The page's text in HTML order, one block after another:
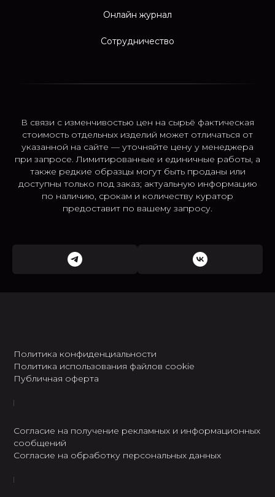
Онлайн журнал
Сотрудничество
В связи с изменчивостью цен на сырьё фактическая
стоимость отдельных изделий может отличаться от
указанной на сайте — уточняйте цену у менеджера
при запросе. Лимитированные и единичные работы, а
также редкие образцы могут быть проданы или
доступны только под заказ; актуальную информацию
по наличию, срокам и количеству куратор
предоставит по вашему запросу.
Политика конфиденциальности
Политика использования файлов cookie
Публичная оферта
Согласие на получение рекламных и информационных
сообщений
Согласие на обработку персональных данных